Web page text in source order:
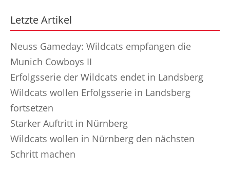
Letzte Artikel
Neuss Gameday: Wildcats empfangen die
Munich Cowboys II
Erfolgsserie der Wildcats endet in Landsberg
Wildcats wollen Erfolgsserie in Landsberg
fortsetzen
Starker Auftritt in Nürnberg
Wildcats wollen in Nürnberg den nächsten
Schritt machen